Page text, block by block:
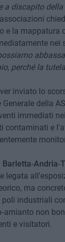
a discapito
e la mappatura
nei
perché la
inviato lo
della
immediati
contaminati e
legata
ma
industriali
non
e visitatori.